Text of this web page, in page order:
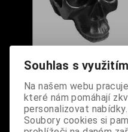
Dodání dny:skladem
Cena:550 Kč
Souhlas s
Na našem webu
které nám pomáhají
personalizovat nabídky.
Soubory cookies si